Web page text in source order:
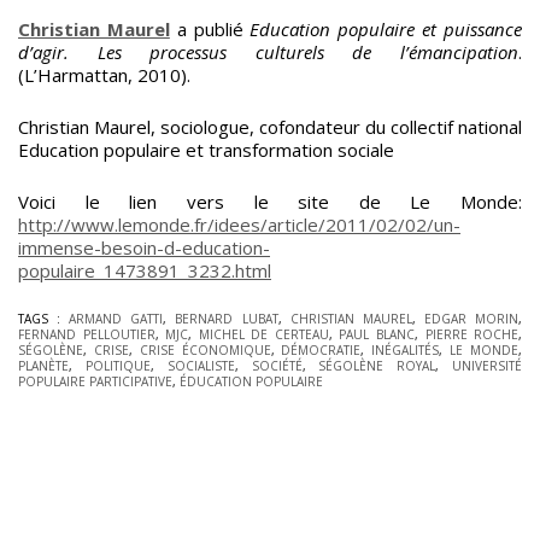
Christian Maurela publiéEducation populaire et puissance
d’agir. Les processus culturels de l’émancipation.
(L’Harmattan, 2010).
Christian Maurel, sociologue, cofondateur du collectif national
Education populaire et transformation sociale
Voici le lien vers le site de Le Monde:
http://www.lemonde.fr/idees/article/2011/02/02/un-
immense-besoin-d-education-
populaire_1473891_3232.html
TAGS :ARMAND GATTI, BERNARD LUBAT, CHRISTIAN MAUREL, EDGAR MORIN,
FERNAND PELLOUTIER, MJC, MICHEL DE CERTEAU, PAUL BLANC, PIERRE ROCHE,
SÉGOLÈNE, CRISE, CRISE ÉCONOMIQUE, DÉMOCRATIE, INÉGALITÉS, LE MONDE,
PLANÈTE, POLITIQUE, SOCIALISTE, SOCIÉTÉ, SÉGOLÈNE ROYAL, UNIVERSITÉ
POPULAIRE PARTICIPATIVE, ÉDUCATION POPULAIRE